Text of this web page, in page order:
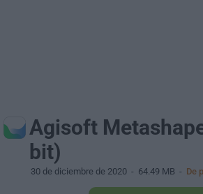
Agisoft
bit)
30 de diciembre de 2020 - 64.49 MB - De